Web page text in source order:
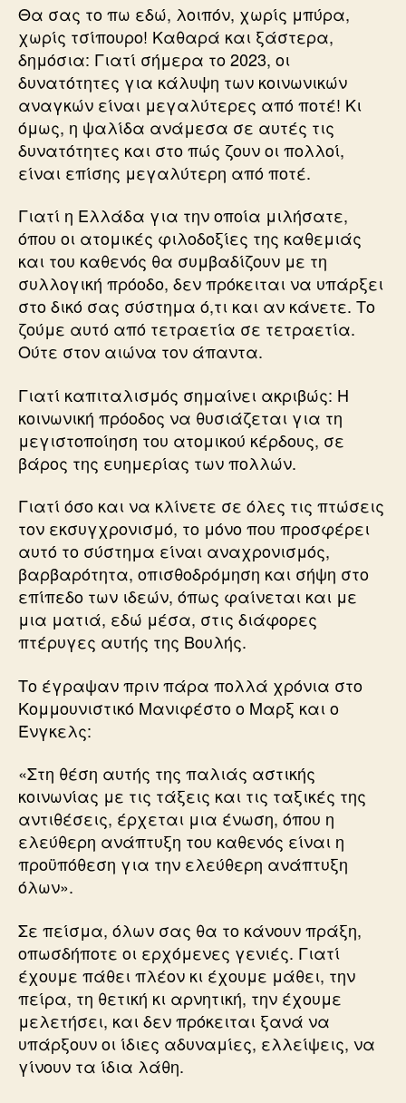
Θα σας το πω εδώ, λοιπόν, χωρίς μπύρα,
χωρίς τσίπουρο! Καθαρά και ξάστερα,
δημόσια: Γιατί σήμερα το 2023, οι
δυνατότητες για κάλυψη των κοινωνικών
αναγκών είναι μεγαλύτερες από ποτέ! Κι
όμως, η ψαλίδα ανάμεσα σε αυτές τις
δυνατότητες και στο πώς ζουν οι πολλοί,
είναι επίσης μεγαλύτερη από ποτέ.
Γιατί η Ελλάδα για την οποία μιλήσατε,
όπου οι ατομικές φιλοδοξίες της καθεμιάς
και του καθενός θα συμβαδίζουν με τη
συλλογική πρόοδο, δεν πρόκειται να υπάρξει
στο δικό σας σύστημα ό,τι και αν κάνετε. Το
ζούμε αυτό από τετραετία σε τετραετία.
Ούτε στον αιώνα τον άπαντα.
Γιατί καπιταλισμός σημαίνει ακριβώς: Η
κοινωνική πρόοδος να θυσιάζεται για τη
μεγιστοποίηση του ατομικού κέρδους, σε
βάρος της ευημερίας των πολλών.
Γιατί όσο και να κλίνετε σε όλες τις πτώσεις
τον εκσυγχρονισμό, το μόνο που προσφέρει
αυτό το σύστημα είναι αναχρονισμός,
βαρβαρότητα, οπισθοδρόμηση και σήψη στο
επίπεδο των ιδεών, όπως φαίνεται και με
μια ματιά, εδώ μέσα, στις διάφορες
πτέρυγες αυτής της Βουλής.
Το έγραψαν πριν πάρα πολλά χρόνια στο
Κομμουνιστικό Μανιφέστο ο Μαρξ και ο
Ένγκελς:
«Στη θέση αυτής της παλιάς αστικής
κοινωνίας με τις τάξεις και τις ταξικές της
αντιθέσεις, έρχεται μια ένωση, όπου η
ελεύθερη ανάπτυξη του καθενός είναι η
προϋπόθεση για την ελεύθερη ανάπτυξη
όλων».
Σε πείσμα, όλων σας θα το κάνουν πράξη,
οπωσδήποτε οι ερχόμενες γενιές. Γιατί
έχουμε πάθει πλέον κι έχουμε μάθει, την
πείρα, τη θετική κι αρνητική, την έχουμε
μελετήσει, και δεν πρόκειται ξανά να
υπάρξουν οι ίδιες αδυναμίες, ελλείψεις, να
γίνουν τα ίδια λάθη.